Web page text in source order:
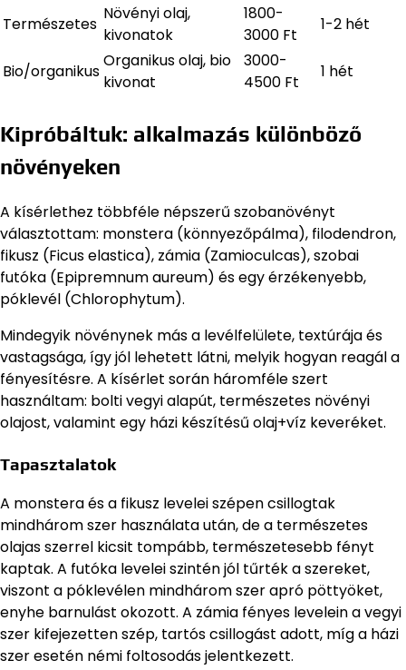
Természetes
Növényi olaj,
kivonatok
1800-
3000 Ft
1-2 hét
Bio/organikus
Organikus olaj, bio
kivonat
3000-
4500 Ft
1 hét
Kipróbáltuk: alkalmazás különböző
növényeken
A kísérlethez többféle népszerű szobanövényt
választottam: monstera (könnyezőpálma), filodendron,
fikusz (Ficus elastica), zámia (Zamioculcas), szobai
futóka (Epipremnum aureum) és egy érzékenyebb,
póklevél (Chlorophytum).
Mindegyik növénynek más a levélfelülete, textúrája és
vastagsága, így jól lehetett látni, melyik hogyan reagál a
fényesítésre. A kísérlet során háromféle szert
használtam: bolti vegyi alapút, természetes növényi
olajost, valamint egy házi készítésű olaj+víz keveréket.
Tapasztalatok
A monstera és a fikusz levelei szépen csillogtak
mindhárom szer használata után, de a természetes
olajas szerrel kicsit tompább, természetesebb fényt
kaptak. A futóka levelei szintén jól tűrték a szereket,
viszont a póklevélen mindhárom szer apró pöttyöket,
enyhe barnulást okozott. A zámia fényes levelein a vegyi
szer kifejezetten szép, tartós csillogást adott, míg a házi
szer esetén némi foltosodás jelentkezett.